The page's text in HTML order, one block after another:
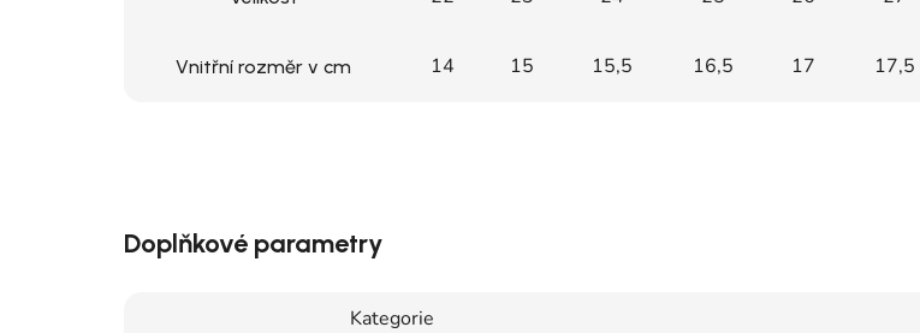
Vnitřní rozměr v cm 14 15 15,5 16,5 17 17,5
Doplňkové parametry
Kategorie